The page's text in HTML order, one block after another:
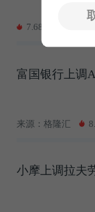
7.68W
富国银行上调
来源：格隆汇
小摩上调拉夫